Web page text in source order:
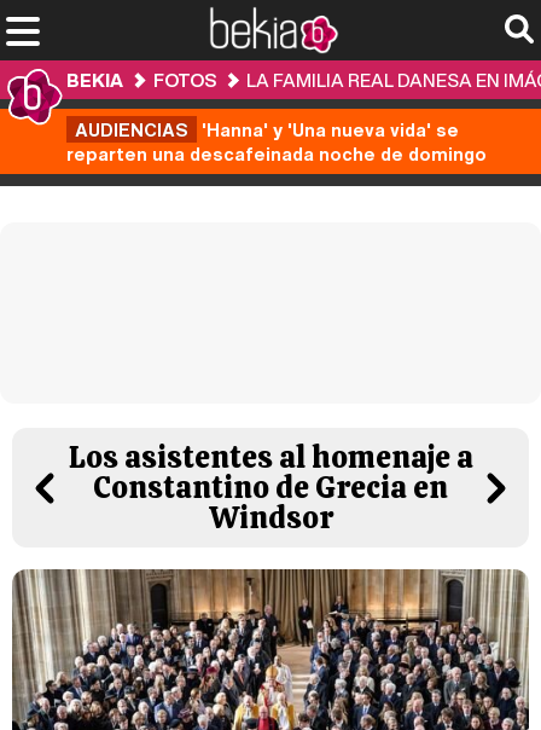
BEKIA FOTOS
LA FAMILIA REAL DANESA EN
AUDIENCIAS 'Hanna' y 'Una nueva vida' se
reparten una descafeinada noche de domingo
Los asistentes al homenaje a
Constantino de Grecia en
Windsor